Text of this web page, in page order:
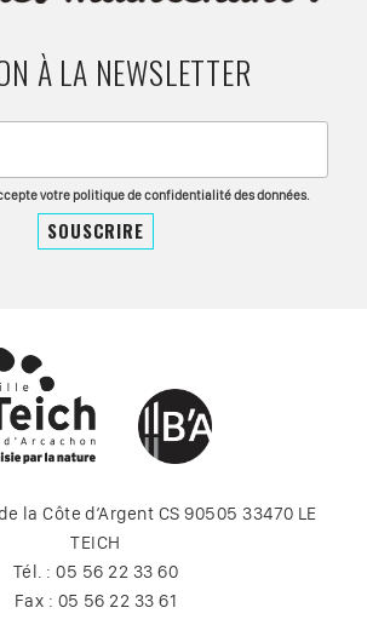
À LA NEWSLETTER
votre politique de confidentialité des données.
la Côte d’Argent CS 90505 33470 LE
TEICH
Tél. : 05 56 22 33 60
Fax : 05 56 22 33 61